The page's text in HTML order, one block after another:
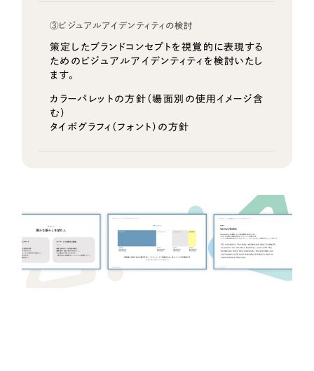
③ビジュアルアイデンティティの検討
策定したブランドコンセプトを視覚的に表現する
ためのビジュアルアイデンティティを検討いたし
ます。
カラーパレットの方針（場面別の使用イメージ含
む）
タイポグラフィ（フォント）の方針